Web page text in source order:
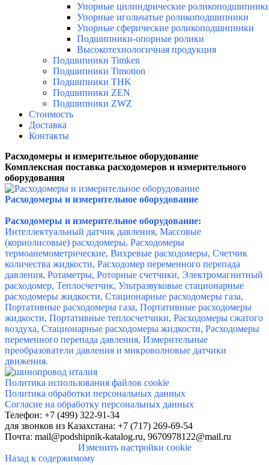
Упорные цилиндрические
Упорные игольчатые роликоподшипники
Упорные сферические роликоподшипники
Подшипники-опорные ролики
Высокотехнологичная продукция
Подшипники Timken
Подшипники Timotion
Подшипники THK
Подшипники ZEN
Подшипники ZWZ
Стоимость
Доставка
Контакты
Расходомеры и измерительное оборудование
Комплексная поставка расходомеров и измерительного
оборудования
Расходомеры и измерительное оборудование
Расходомеры и измерительное оборудование:
Интеллектуальный датчик давления, Массовые
(кориолисовые) расходомеры, Расходомеры
термоанемометрические, Вихревые расходомеры, Счетчик
количества жидкости, Расходомер переменного перепада
давления, Ротаметры, Роторные счетчики, Электромагнитный
расходомер, Теплосчетчик, Ультразвуковые стационарные
расходомеры жидкости, Стационарные расходомеры газа,
Портативные расходомеры газа, Портативные расходомеры
жидкости, Портативные теплосчетчики, Расходомеры сжатого
воздуха, Стационарные расходомеры жидкости, Расходомеры
переменного перепада давления, Измерительные
преобразователи давления и микроволновые датчики
движения.
Политика использования файлов cookie
Политика обработки персональных данных
Согласие на обработку персональных данных
Телефон: +7 (499) 322-91-34
для звонков из Казахстана: +7 (717) 269-69-54
Почта: mail@podshipnik-katalog.ru, 9670978122@mail.ru
Изменить настройки cookie
Назад к содержимому